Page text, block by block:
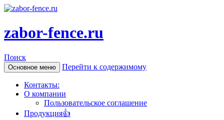
zabor-fence.ru
Поиск
Основное меню Перейти к содержимому
Контакты:
О компании
Пользовательское соглашение
Продукция👍